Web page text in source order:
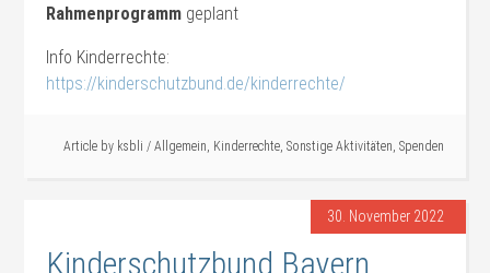
Rahmenprogramm geplant
Info Kinderrechte:
https://kinderschutzbund.de/kinderrechte/
Article by ksbli / Allgemein, Kinderrechte, Sonstige Aktivitäten, Spenden
30. November 2022
Kinderschutzbund Bayern